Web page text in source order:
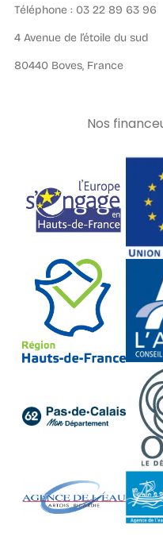
Téléphone : 03 22 89 63 96
4 Avenue de l’étoile du sud
80440 Boves, France
Nos